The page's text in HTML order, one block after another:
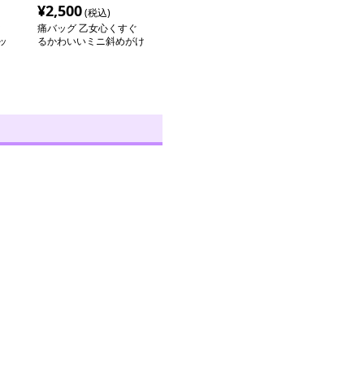
¥2,500(税込)
痛バッグ 乙女心くすぐ
るかわいいミニ斜めがけ